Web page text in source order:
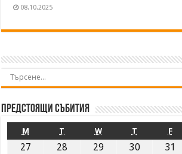
08.10.2025
Предстоящи събития
M T W T F
27 28 29 30 31